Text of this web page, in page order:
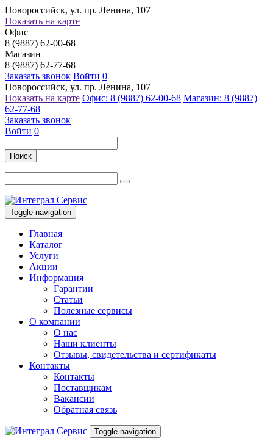
Новороссийск, ул. пр. Ленина, 107
Показать на карте
Офис
8 (9887) 62-00-68
Магазин
8 (9887) 62-77-68
Заказать звонок Войти 0
Новороссийск, ул. пр. Ленина, 107
Показать на карте Офис: 8 (9887) 62-00-68 Магазин: 8 (9887)
62-77-68
Заказать звонок
Войти 0
Поиск
Toggle navigation
Главная
Каталог
Услуги
Акции
Информация
Гарантии
Статьи
Полезные сервисы
О компании
О нас
Наши клиенты
Отзывы, свидетельства и сертификаты
Контакты
Контакты
Поставщикам
Вакансии
Обратная связь
Toggle navigation